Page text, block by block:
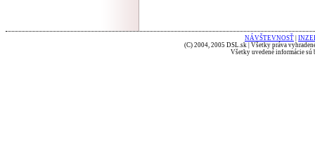
NÁVŠTEVNOSŤ
(C) 2004, 2005 DSL.sk | Všetky práva
Všetky uvedené informácie sú